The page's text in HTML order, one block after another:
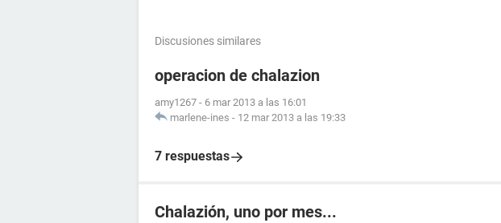
Discusiones similares
operacion de chalazion
amy1267 - 6 mar 2013 a las 16:01
marlene-ines - 12 mar 2013 a las 19:33
7 respuestas
Chalazión, uno por mes...